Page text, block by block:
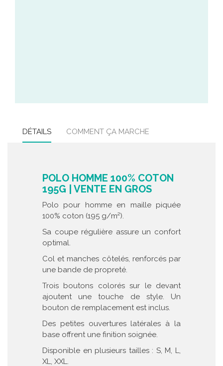
DÉTAILS COMMENT ÇA MARCHE
POLO HOMME 100% COTON
195G | VENTE EN GROS
Polo pour homme en maille piquée
100% coton (195 g/m²).
Sa coupe régulière assure un confort
optimal.
Col et manches côtelés, renforcés par
une bande de propreté.
Trois boutons colorés sur le devant
ajoutent une touche de style. Un
bouton de remplacement est inclus.
Des petites ouvertures latérales à la
base offrent une finition soignée.
Disponible en plusieurs tailles : S, M, L,
XL, XXL.